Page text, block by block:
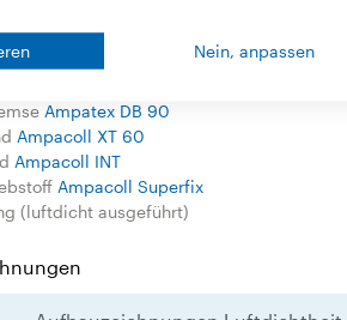
Ampatex DB 90
Ampacoll XT 60
Ampacoll INT
Ampacoll Superfix
(luftdicht ausgeführt)
Nein, anpassen